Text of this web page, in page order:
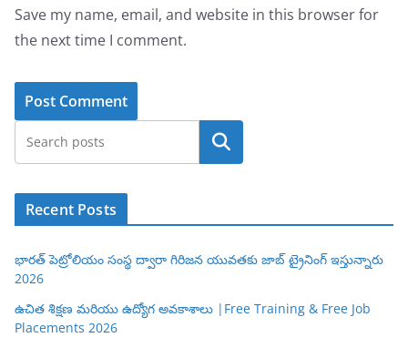
Save my name, email, and website in this browser for
the next time I comment.
Search
Recent Posts
భారత్ పెట్రోలియం సంస్థ ద్వారా గిరిజన యువతకు జాబ్ ట్రైనింగ్ ఇస్తున్నారు
2026
ఉచిత శిక్షణ మరియు ఉద్యోగ అవకాశాలు |Free Training & Free Job
Placements 2026